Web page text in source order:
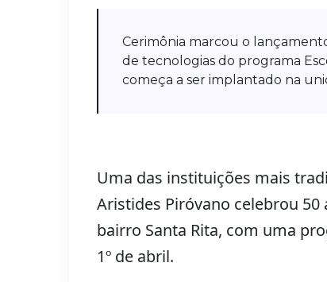
Cerimônia marcou o
de tecnologias do programa
começa a ser implantado na
Uma das instituições mais
Aristides Piróvano celebrou
bairro Santa Rita, com uma
1º de abril.